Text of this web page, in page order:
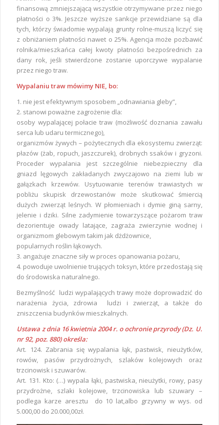
finansową zmniejszającą wszystkie otrzymywane przez niego
płatności o 3%. Jeszcze wyższe sankcje przewidziane są dla
tych, którzy świadomie wypalają grunty rolne-muszą liczyć się
z obniżaniem płatności nawet o 25%. Agencja może pozbawić
rolnika/mieszkańca całej kwoty płatności bezpośrednich za
dany rok, jeśli stwierdzone zostanie uporczywe wypalanie
przez niego traw.
Wypalaniu traw mówimy NIE, bo:
1. nie jest efektywnym sposobem „odnawiania gleby”,
2. stanowi poważne zagrożenie dla:
osoby wypalającej połacie traw (możliwość doznania zawału
serca lub udaru termicznego),
organizmów żywych – pożytecznych dla ekosystemu zwierząt:
płazów (żab, ropuch, jaszczurek), drobnych ssaków i gryzoni.
Proceder wypalania jest szczególnie niebezpieczny dla
gniazd lęgowych zakładanych zwyczajowo na ziemi lub w
gałązkach krzewów. Usytuowanie terenów trawiastych w
pobliżu skupisk drzewostanów może skutkować śmiercią
dużych zwierząt leśnych. W płomieniach i dymie giną sarny,
jelenie i dziki. Silne zadymienie towarzyszące pożarom traw
dezorientuje owady latające, zagraża zwierzynie wodnej i
organizmom glebowym takim jak dżdżownice,
popularnych roślin łąkowych.
3. angażuje znaczne siły w proces opanowania pożaru,
4. powoduje uwolnienie trujących toksyn, które przedostają się
do środowiska naturalnego.
Bezmyślność ludzi wypalających trawy może doprowadzić do
narażenia życia, zdrowia ludzi i zwierząt, a także do
zniszczenia budynków mieszkalnych.
Ustawa z dnia 16 kwietnia 2004 r. o ochronie przyrody (Dz. U.
nr 92, poz. 880) określa:
Art. 124. Zabrania się wypalania łąk, pastwisk, nieużytków,
rowów, pasów przydrożnych, szlaków kolejowych oraz
trzcinowisk i szuwarów.
Art. 131. Kto: (…) wypala łąki, pastwiska, nieużytki, rowy, pasy
przydrożne, szlaki kolejowe, trzcinowiska lub szuwary –
podlega karze aresztu do 10 lat,albo grzywny w wys. od
5.000,00 do 20.000,00zł.